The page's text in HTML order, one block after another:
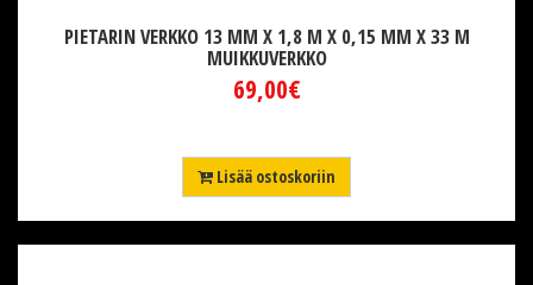
PIETARIN VERKKO 13 MM X 1,8 M X 0,15 MM X 33 M
MUIKKUVERKKO
69,00€
Lisää ostoskoriin